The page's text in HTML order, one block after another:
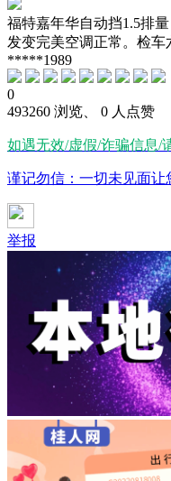
福特嘉年华自动挡1.5排
发变完美空调正常。检
*****1989
0
493260 浏览、 0 人点赞
如遇无效/虚假/诈骗信息/
谨记勿信：一切未见面让
举报